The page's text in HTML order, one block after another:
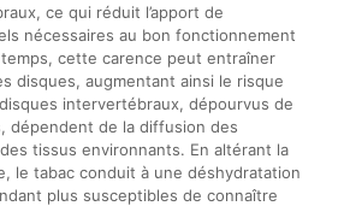
ce qui réduit l’apport de
nécessaires au bon fonctionnement
cette carence peut entraîner
disques, augmentant ainsi le risque
intervertébraux, dépourvus de
dépendent de la diffusion des
tissus environnants. En altérant la
le tabac conduit à une déshydratation
plus susceptibles de connaître